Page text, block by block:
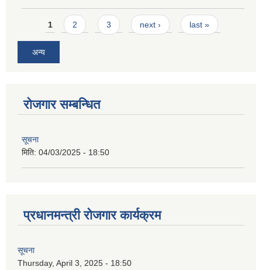
Pages
1 2 3 next › last »
अन्य
रोजगार सम्बन्धित
सूचना
मिति: 04/03/2025 - 18:50
प्रधानमन्त्री रोजगार कार्यक्रम
सूचना
Thursday, April 3, 2025 - 18:50